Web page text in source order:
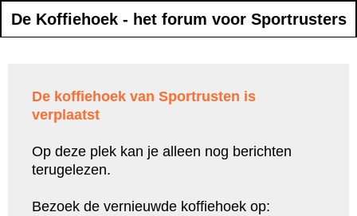
De Koffiehoek - het forum voor Sportrusters
De koffiehoek van Sportrusten is
verplaatst
Op deze plek kan je alleen nog berichten
terugelezen.
Bezoek de vernieuwde koffiehoek op: